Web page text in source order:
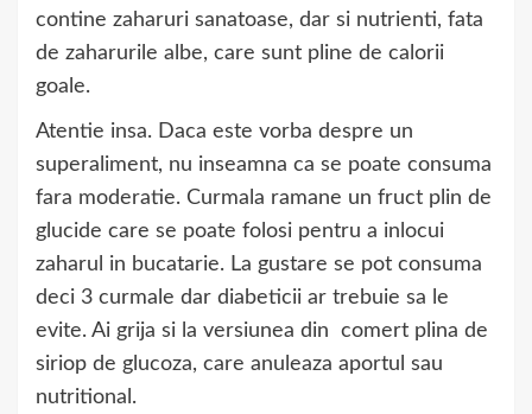
contine zaharuri sanatoase, dar si nutrienti, fata
de zaharurile albe, care sunt pline de calorii
goale.
Atentie insa. Daca este vorba despre un
superaliment, nu inseamna ca se poate consuma
fara moderatie. Curmala ramane un fruct plin de
glucide care se poate folosi pentru a inlocui
zaharul in bucatarie. La gustare se pot consuma
deci 3 curmale dar diabeticii ar trebuie sa le
evite. Ai grija si la versiunea din comert plina de
siriop de glucoza, care anuleaza aportul sau
nutritional.